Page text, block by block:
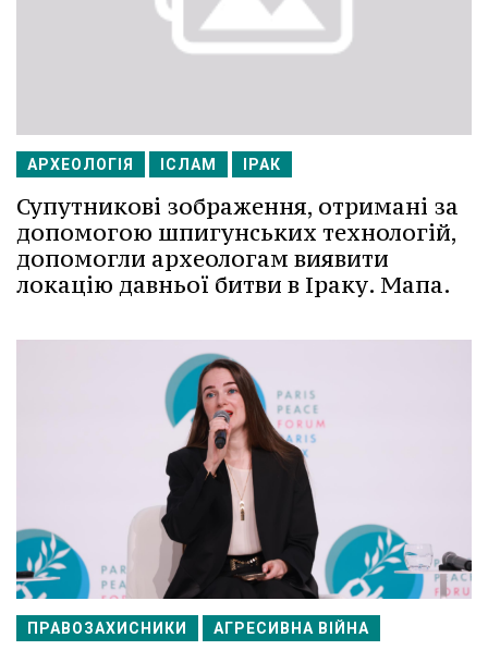
АРХЕОЛОГІЯ ІСЛАМ ІРАК
Супутникові зображення, отримані за
допомогою шпигунських технологій,
допомогли археологам виявити
локацію давньої битви в Іраку. Мапа.
ПРАВОЗАХИСНИКИ АГРЕСИВНА ВІЙНА